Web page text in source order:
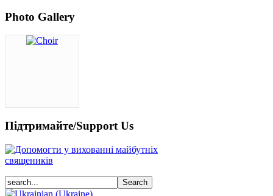
Photo Gallery
Підтримайте/Support Us